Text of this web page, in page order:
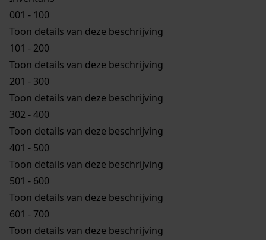
001 - 100
Toon details van deze beschrijving
101 - 200
Toon details van deze beschrijving
201 - 300
Toon details van deze beschrijving
302 - 400
Toon details van deze beschrijving
401 - 500
Toon details van deze beschrijving
501 - 600
Toon details van deze beschrijving
601 - 700
Toon details van deze beschrijving